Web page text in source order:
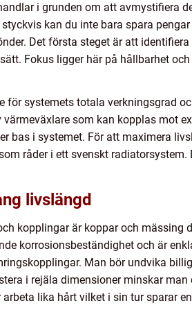
i grunden om att avmystifiera
kan du inte bara spara
Det första steget är att
Fokus ligger här på hållbarhet
för systemets totala verkningsgrad
som kan kopplas mot
bas i systemet. För att maximera
råder i ett svenskt
livslängd
kopplingar är koppar och
korrosionsbeständighet och är
Man bör undvika
i rejäla dimensioner minskar
lika hårt vilket i sin tur sparar